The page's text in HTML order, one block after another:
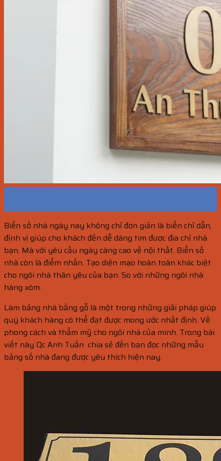
Biển số nhà ngày nay không chỉ đơn giản là biển chỉ dẫn,
định vị giúp cho khách đến dễ dàng tìm được địa chỉ nhà
bạn. Mà với yêu cầu ngày càng cao về nội thất. Biển số
nhà còn là điểm nhấn. Tạo diện mạo hoàn toàn khác biệt
cho ngôi nhà thân yêu của bạn. So với những ngôi nhà
hàng xóm.
Làm bảng nhà bằng gỗ là một trong những giải pháp giúp
quý khách hàng có thể đạt được mong ước nhất định. Về
phong cách và thẩm mỹ cho ngôi nhà của mình. Trong bài
viết này Qc Anh Tuấn chia sẻ đến bạn đọc những mẫu
bảng số nhà đang được yêu thích hiện nay.